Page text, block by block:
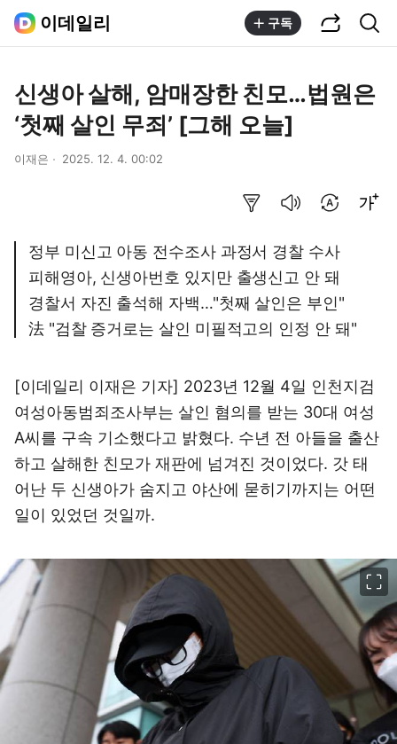
이데일리 구독
신생아 살해, 암매장한 친모…법원은
‘첫째 살인 무죄’ [그해 오늘]
이재은 2025. 12. 4. 00:02
정부 미신고 아동 전수조사 과정서 경찰 수사
피해영아, 신생아번호 있지만 출생신고 안 돼
경찰서 자진 출석해 자백…"첫째 살인은 부인"
法 "검찰 증거로는 살인 미필적고의 인정 안 돼"
[이데일리 이재은 기자] 2023년 12월 4일 인천지검
여성아동범죄조사부는 살인 혐의를 받는 30대 여성
A씨를 구속 기소했다고 밝혔다. 수년 전 아들을 출산
하고 살해한 친모가 재판에 넘겨진 것이었다. 갓 태
어난 두 신생아가 숨지고 야산에 묻히기까지는 어떤
일이 있었던 것일까.